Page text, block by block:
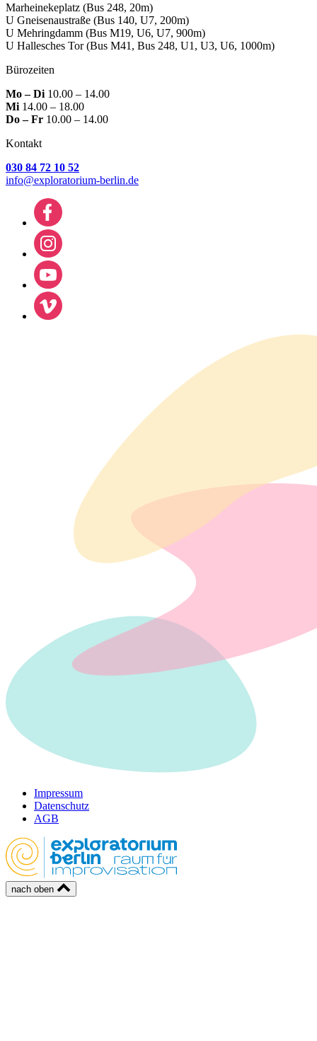
Marheinekeplatz (Bus 248, 20m)
U Gneisenaustraße (Bus 140, U7, 200m)
U Mehringdamm (Bus M19, U6, U7, 900m)
U Hallesches Tor(Bus M41, Bus 248, U1, U3, U6, 1000m)
Bürozeiten
Mo – Di 10.00 – 14.00
Mi 14.00 – 18.00
Do – Fr 10.00 – 14.00
Kontakt
030 84 72 10 52
info@exploratorium-berlin.de
Impressum
Datenschutz
AGB
nach oben